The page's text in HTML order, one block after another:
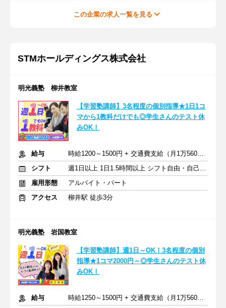
この企業の求人一覧を見る
STMホールディングス株式会社
明光義塾 柳井教室
【学習塾講師】3名程度の個別指導★1日1コ
マから1教科だけでも◎学生さんのテスト休
みOK！
給与
時給1200～1500円 + 交通費支給（月1万5600円迄）
シフト
週1日以上 1日1.5時間以上 シフト自由・自己申告
雇用形態
アルバイト・パート
アクセス
柳井駅 徒歩3分
明光義塾 岩国教室
【学習塾講師】週1日～OK！3名程度の個別
指導★1コマ2000円～◎学生さんのテスト休
みOK！
給与
時給1250～1500円 + 交通費支給（月1万5600円迄）